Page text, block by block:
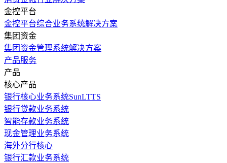
金控平台
金控平台综合业务系统解决方案
集团资金
集团资金管理系统解决方案
产品服务
产品
核心产品
银行核心业务系统SunLTTS
银行贷款业务系统
智能存款业务系统
现金管理业务系统
海外分行核心
银行汇款业务系统